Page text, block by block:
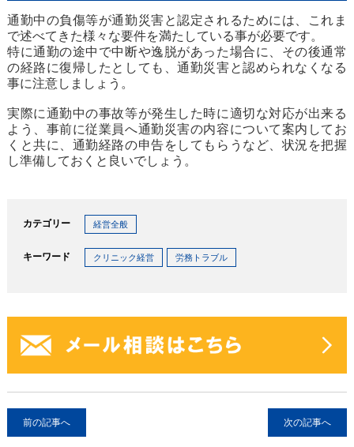
通勤中の負傷等が通勤災害と認定されるためには、これま
で述べてきた様々な要件を満たしている事が必要です。
特に通勤の途中で中断や逸脱があった場合に、その後通常
の経路に復帰したとしても、通勤災害と認められなくなる
事に注意しましょう。
実際に通勤中の事故等が発生した時に適切な対応が出来る
よう、事前に従業員へ通勤災害の内容について案内してお
くと共に、通勤経路の申告をしてもらうなど、状況を把握
し準備しておくと良いでしょう。
カテゴリー 経営全般
キーワード クリニック経営 労務トラブル
前の記事へ 次の記事へ